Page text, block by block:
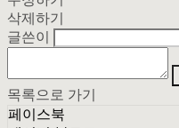
삭제하기
글쓴이
목록으로 가기
페이스북